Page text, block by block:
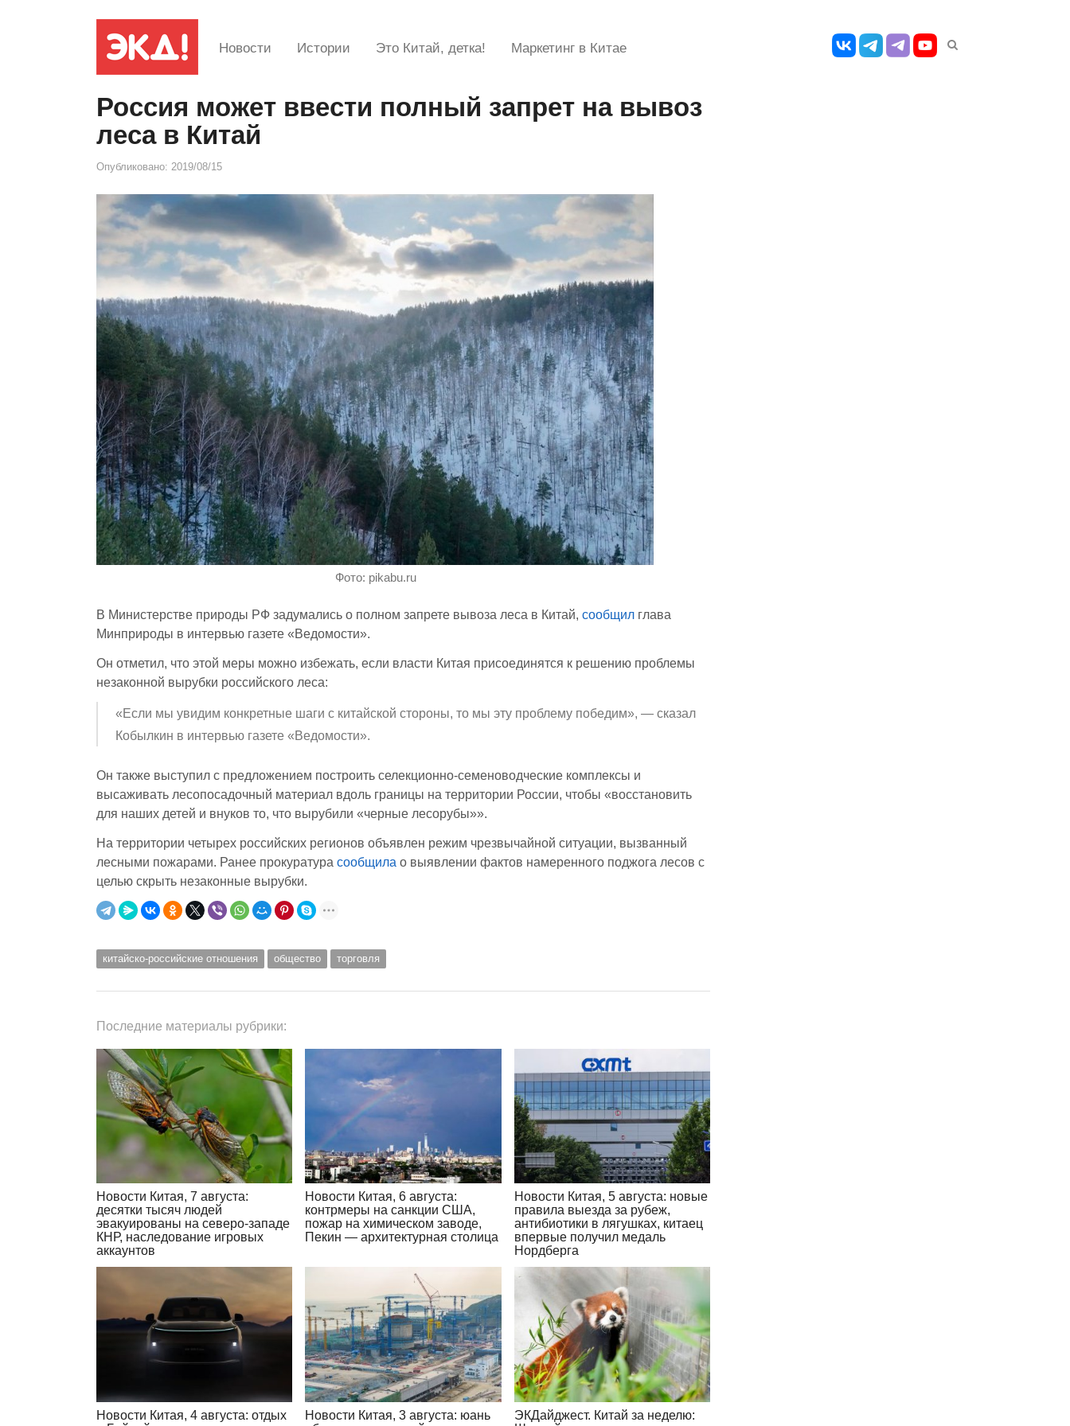
Новости Истории Это Китай, детка! Маркетинг в Китае
Россия может ввести полный запрет на вывоз
леса в Китай
Опубликовано: 2019/08/15
Фото: pikabu.ru
В Министерстве природы РФ задумались о полном запрете вывоза леса в Китай, сообщил глава
Минприроды в интервью газете «Ведомости».
Он отметил, что этой меры можно избежать, если власти Китая присоединятся к решению проблемы
незаконной вырубки российского леса:
«Если мы увидим конкретные шаги с китайской стороны, то мы эту проблему победим», — сказал
Кобылкин в интервью газете «Ведомости».
Он также выступил с предложением построить селекционно-семеноводческие комплексы и
высаживать лесопосадочный материал вдоль границы на территории России, чтобы «восстановить
для наших детей и внуков то, что вырубили «черные лесорубы»».
На территории четырех российских регионов объявлен режим чрезвычайной ситуации, вызванный
лесными пожарами. Ранее прокуратура сообщила о выявлении фактов намеренного поджога лесов с
целью скрыть незаконные вырубки.
китайско-российские отношения общество торговля
Последние материалы рубрики:
Новости Китая, 7 августа:
десятки тысяч людей
эвакуированы на северо-западе
КНР, наследование игровых
аккаунтов
Новости Китая, 6 августа:
контрмеры на санкции США,
пожар на химическом заводе,
Пекин — архитектурная столица
Новости Китая, 5 августа: новые
правила выезда за рубеж,
антибиотики в лягушках, китаец
впервые получил медаль
Нордберга
Новости Китая, 4 августа: отдых
Новости Китая, 3 августа: юань
ЭКДайджест. Китай за неделю: